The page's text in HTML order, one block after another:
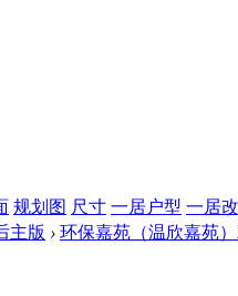
规划图 尺寸 一居户型 一居
主版 › 环保嘉苑（温欣嘉苑